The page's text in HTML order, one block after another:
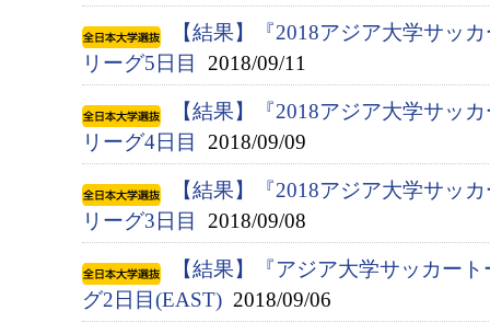
【結果】『2018アジア大学サッ
リーグ5日目
2018/09/11
【結果】『2018アジア大学サッ
リーグ4日目
2018/09/09
【結果】『2018アジア大学サッ
リーグ3日目
2018/09/08
【結果】『アジア大学サッカー
グ2日目(EAST) 2018/09/06